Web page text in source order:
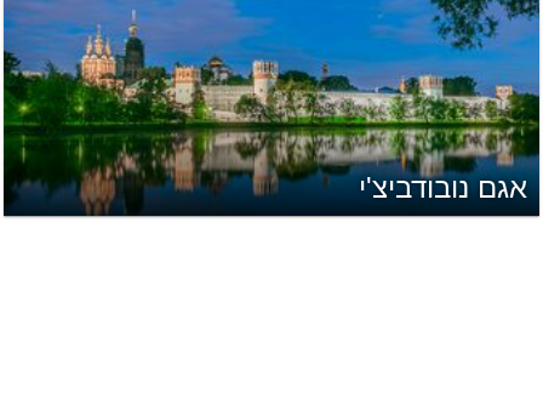
אגם נובודביצ'י